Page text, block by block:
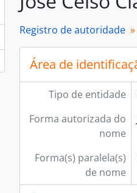
Registro de autoridade
Área de
Tipo de entidade
Forma autorizada do
nome
Forma(s) paralela(s)
de nome